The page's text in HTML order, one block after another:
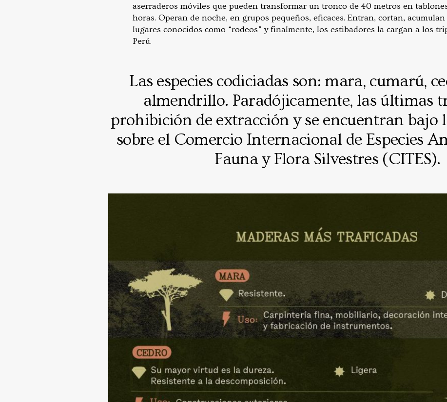
aserraderos móviles que pueden transformar un tronco de 40 metros en
horas. Operan de noche, en grupos pequeños, eficaces. Entran, cortan,
lugares conocidos como “rodeos” y finalmente, los estibadores la cargan a los
Perú.
Las especies codiciadas son: mara, cumarú,
almendrillo. Paradójicamente, las últimas
prohibición de extracción y se encuentran bajo
sobre el Comercio Internacional de Especies
Fauna y Flora Silvestres (CITES).